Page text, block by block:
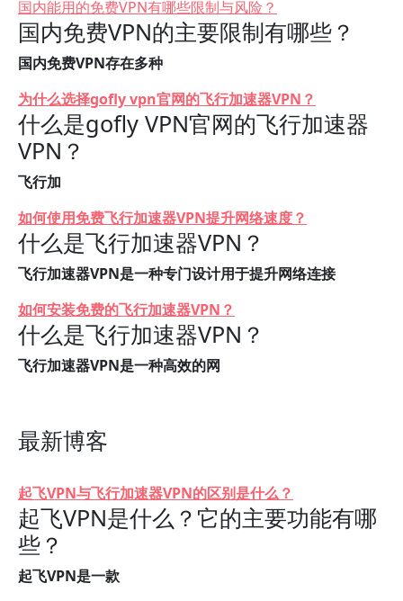
国内能用的免费VPN有哪些限制与风险？
国内免费VPN的主要限制有哪些？
国内免费VPN存在多种
为什么选择gofly vpn官网的飞行加速器VPN？
什么是gofly VPN官网的飞行加速器
VPN？
飞行加
如何使用免费飞行加速器VPN提升网络速度？
什么是飞行加速器VPN？
飞行加速器VPN是一种专门设计用于提升网络连接
如何安装免费的飞行加速器VPN？
什么是飞行加速器VPN？
飞行加速器VPN是一种高效的网
最新博客
起飞VPN与飞行加速器VPN的区别是什么？
起飞VPN是什么？它的主要功能有哪
些？
起飞VPN是一款